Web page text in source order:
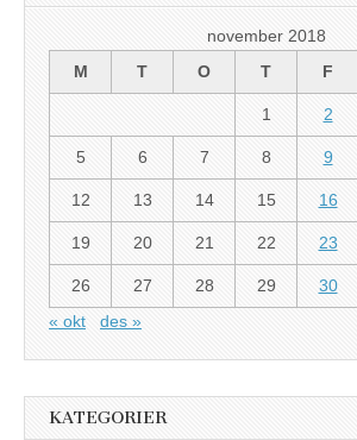
november 2018
M
T O T F
1 2
5 6 7 8 9
12 13 14 15 16
19 20 21 22 23
26 27 28 29
30
« okt
des »
KATEGORIER